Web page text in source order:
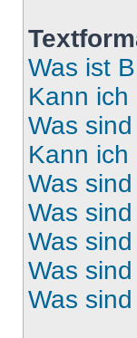
Was ist
Kann ich
Was
Kann
Was
Was
Was
Was
Was